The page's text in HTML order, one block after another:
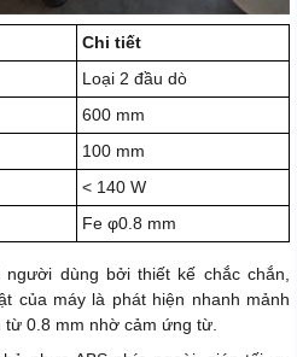
Chi tiết
Loại 2 đầu dò
600 mm
100 mm
< 140 W
Fe φ0.8 mm
người dùng bởi thiết kế chắc chắn,
của máy là phát hiện nhanh mảnh
0.8 mm nhờ cảm ứng từ.